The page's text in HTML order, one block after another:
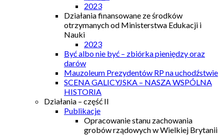
2023
Działania finansowane ze środków
otrzymanych od Ministerstwa Edukacji i
Nauki
2023
Być albo nie być – zbiórka pieniędzy oraz
darów
Mauzoleum Prezydentów RP na uchodźstwie
SCENA GALICYJSKA – NASZA WSPÓLNA
HISTORIA
Działania – część II
Publikacje
Opracowanie stanu zachowania
grobów rządowych w Wielkiej Brytanii